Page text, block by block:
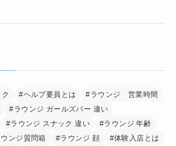
#ヘルプ要員とは
#ラウンジ 営業時間
#ラウンジ ガールズバー 違い
#ラウンジ スナック 違い
#ラウンジ 年齢
ンジ質問箱 #ラウンジ 顔 #体験入店とは